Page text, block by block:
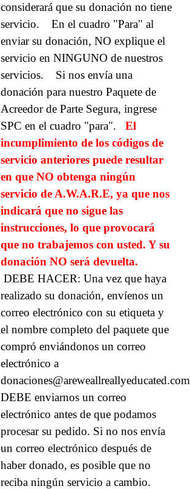
considerará que su donación no tiene
servicio.
En el cuadro "Para" al
enviar su donación, NO explique el
servicio en NINGUNO de nuestros
servicios.
Si nos envía una
donación para nuestro Paquete de
Acreedor de Parte Segura, ingrese
SPC en el cuadro "para".
El
incumplimiento de los códigos de
servicio anteriores puede resultar
en que NO obtenga ningún
servicio de A.W.A.R.E, ya que nos
indicará que no sigue las
instrucciones, lo que provocará
que no trabajemos con usted. Y su
donación NO será devuelta.
DEBE HACER: Una vez que haya
realizado su donación, envíenos un
correo electrónico con su etiqueta y
el nombre completo del paquete que
compró enviándonos un correo
electrónico a
DEBE enviarnos un correo
electrónico antes de que podamos
procesar su pedido. Si no nos envía
un correo electrónico después de
haber donado, es posible que no
reciba ningún servicio a cambio.